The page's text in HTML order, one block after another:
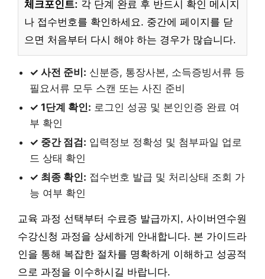
체크포인트: 각 단계 완료 후 반드시 확인 메시지
나 접수번호를 확인하세요. 중간에 페이지를 닫
으면 처음부터 다시 해야 하는 경우가 많습니다.
✓ 사전 준비: 신분증, 통장사본, 소득증빙서류 등
필요서류 모두 스캔 또는 사진 준비
✓ 1단계 확인: 로그인 성공 및 본인인증 완료 여
부 확인
✓ 중간 점검: 입력정보 정확성 및 첨부파일 업로
드 상태 확인
✓ 최종 확인: 접수번호 발급 및 처리상태 조회 가
능 여부 확인
교육 과정 선택부터 수료증 발급까지, 사이버연수원
수강신청 과정을 상세하게 안내합니다. 본 가이드라
인을 통해 복잡한 절차를 명확하게 이해하고 성공적
으로 과정을 이수하시길 바랍니다.